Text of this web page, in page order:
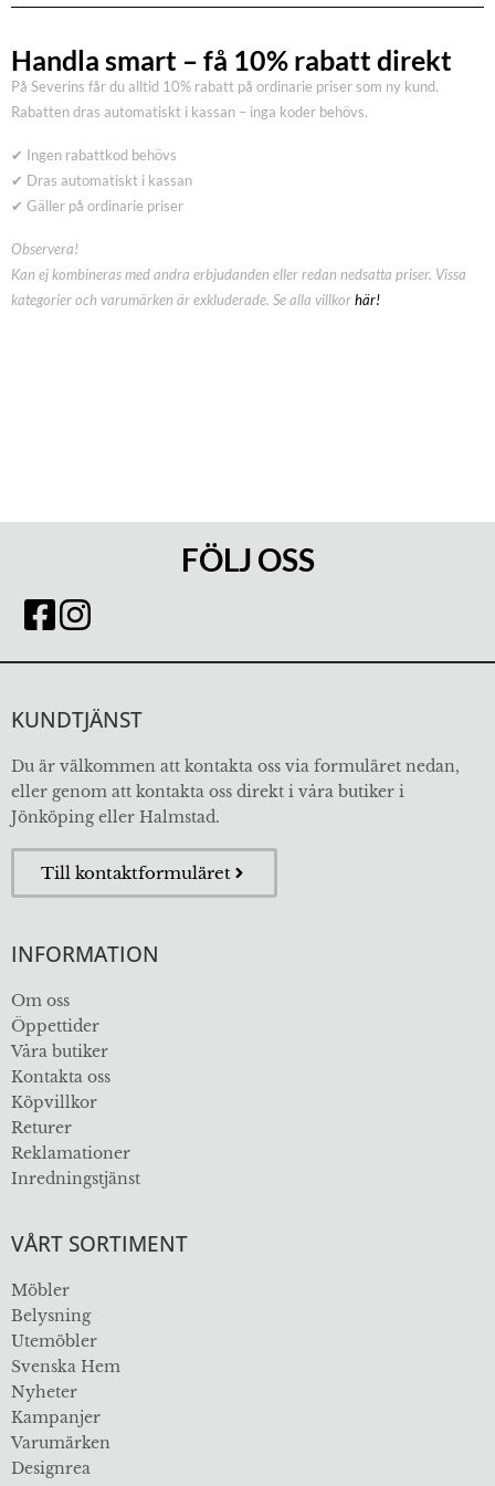
Handla smart – få 10% rabatt direkt
På Severins får du alltid 10% rabatt på ordinarie priser som ny kund.
Rabatten dras automatiskt i kassan – inga koder behövs.
✔ Ingen rabattkod behövs
✔ Dras automatiskt i kassan
✔ Gäller på ordinarie priser
Observera!
Kan ej kombineras med andra erbjudanden eller redan nedsatta priser. Vissa
kategorier och varumärken är exkluderade. Se alla villkorhär!
FÖLJ OSS
KUNDTJÄNST
Du är välkommen att kontakta oss via formuläret nedan,
eller genom att kontakta oss direkt i våra butiker i
Jönköping eller Halmstad.
Till kontaktformuläret
INFORMATION
Om oss
Öppettider
Våra butiker
Kontakta oss
Köpvillkor
Returer
Reklamationer
Inredningstjänst
VÅRT SORTIMENT
Möbler
Belysning
Utemöbler
Svenska Hem
Nyheter
Kampanjer
Varumärken
Designrea